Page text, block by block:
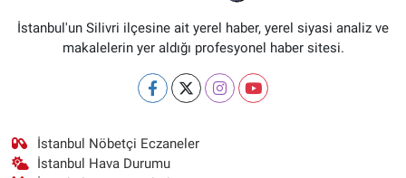
İstanbul'un Silivri ilçesine ait yerel haber, yerel siyasi analiz ve
makalelerin yer aldığı profesyonel haber sitesi.
İstanbul Nöbetçi Eczaneler
İstanbul Hava Durumu